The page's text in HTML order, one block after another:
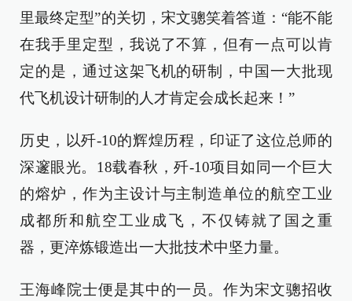
里最终定型”的关切，宋文骢笑着答道：“能不能
在我手里定型，我说了不算，但有一点可以肯
定的是，通过这架飞机的研制，中国一大批现
代飞机设计研制的人才肯定会成长起来！”
历史，以歼-10的辉煌历程，印证了这位总师的
深邃眼光。18载春秋，歼-10项目如同一个巨大
的熔炉，作为主设计与主制造单位的航空工业
成都所和航空工业成飞，不仅铸就了国之重
器，更淬炼锻造出一大批技术中坚力量。
王海峰院士便是其中的一员。作为宋文骢招收